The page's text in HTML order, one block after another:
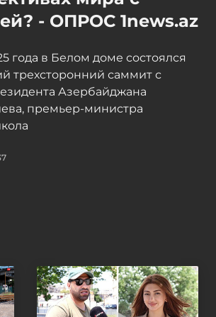
баллистической ракеты
может состояться осенью
- ОПРОС 1news.az
года в Белом доме состоялся
трехсторонний саммит с
Азербайджана
премьер-министра